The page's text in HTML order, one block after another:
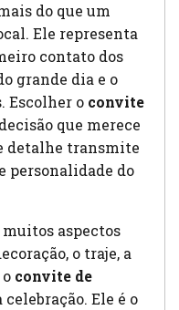
do que um
Ele representa
contato dos
grande dia e o
Escolher o convite
que merece
detalhe transmite
personalidade do
aspectos
o traje, a
convite de
celebração. Ele é o